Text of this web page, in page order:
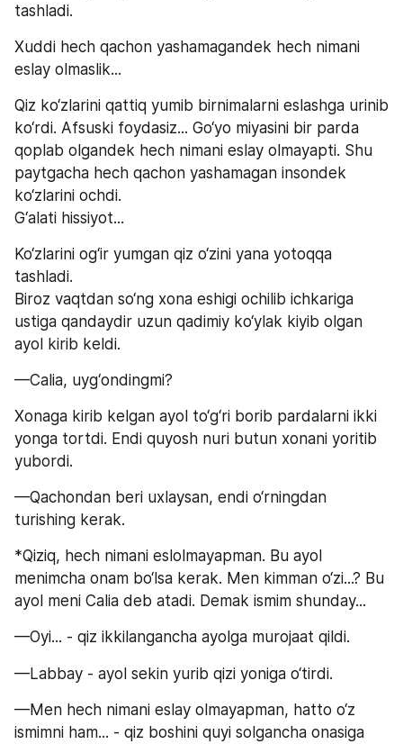
tashladi.
Xuddi hech qachon yashamagandek hech nimani
eslay olmaslik...
Qiz ko‘zlarini qattiq yumib birnimalarni eslashga urinib
ko‘rdi. Afsuski foydasiz... Go‘yo miyasini bir parda
qoplab olgandek hech nimani eslay olmayapti. Shu
paytgacha hech qachon yashamagan insondek
ko‘zlarini ochdi.
G‘alati hissiyot...
Ko‘zlarini og‘ir yumgan qiz o‘zini yana yotoqqa
tashladi.
Biroz vaqtdan so‘ng xona eshigi ochilib ichkariga
ustiga qandaydir uzun qadimiy ko‘ylak kiyib olgan
ayol kirib keldi.
—Calia, uyg‘ondingmi?
Xonaga kirib kelgan ayol to‘g‘ri borib pardalarni ikki
yonga tortdi. Endi quyosh nuri butun xonani yoritib
yubordi.
—Qachondan beri uxlaysan, endi o‘rningdan
turishing kerak.
*Qiziq, hech nimani eslolmayapman. Bu ayol
menimcha onam bo‘lsa kerak. Men kimman o‘zi...? Bu
ayol meni Calia deb atadi. Demak ismim shunday...
—Oyi... - qiz ikkilangancha ayolga murojaat qildi.
—Labbay - ayol sekin yurib qizi yoniga o‘tirdi.
—Men hech nimani eslay olmayapman, hatto o‘z
ismimni ham... - qiz boshini quyi solgancha onasiga